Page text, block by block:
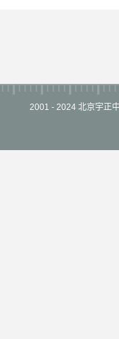
2001 - 2024 北京宇正